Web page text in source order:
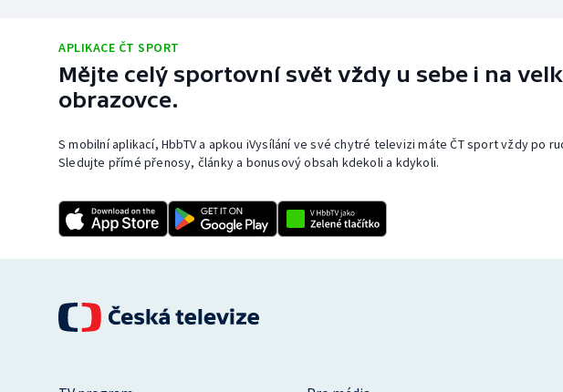
APLIKACE ČT SPORT
Mějte celý sportovní svět vždy u sebe i na
obrazovce.
S mobilní aplikací, HbbTV a apkou iVysílání ve své chytré televizi máte ČT sport vždy po
Sledujte přímé přenosy, články a bonusový obsah kdekoli a kdykoli.